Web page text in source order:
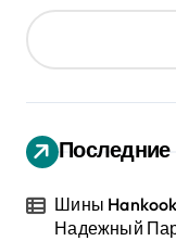
Последние
Шины
Надежный